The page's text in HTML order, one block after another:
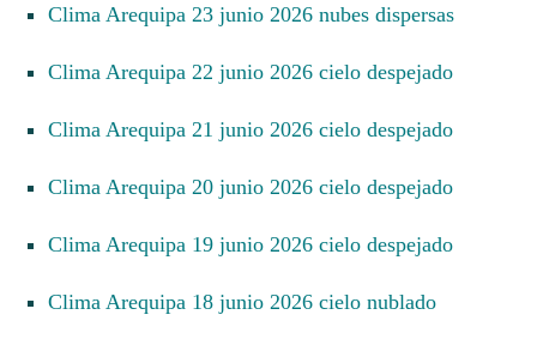
Clima Arequipa 23 junio 2026 nubes dispersas
Clima Arequipa 22 junio 2026 cielo despejado
Clima Arequipa 21 junio 2026 cielo despejado
Clima Arequipa 20 junio 2026 cielo despejado
Clima Arequipa 19 junio 2026 cielo despejado
Clima Arequipa 18 junio 2026 cielo nublado